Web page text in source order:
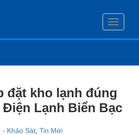
Toggle
đặt kho lạnh đúng
Lạnh Biển Bạc
- Khảo Sát Tin Mới